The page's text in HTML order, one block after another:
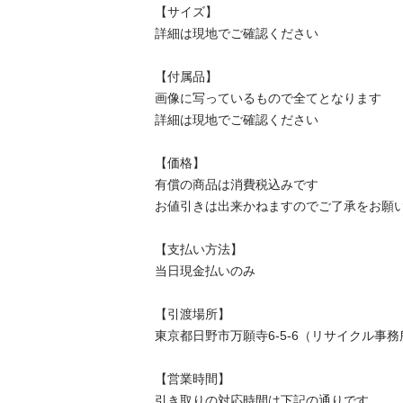
【サイズ】
詳細は現地でご確認ください
【付属品】
画像に写っているもので全てとなります
詳細は現地でご確認ください
【価格】
有償の商品は消費税込みです
お値引きは出来かねますのでご了承をお願
【⽀払い⽅法】
当⽇現⾦払いのみ
【引渡場所】
東京都日野市万願寺6-5-6（リサイクル事務
【営業時間】